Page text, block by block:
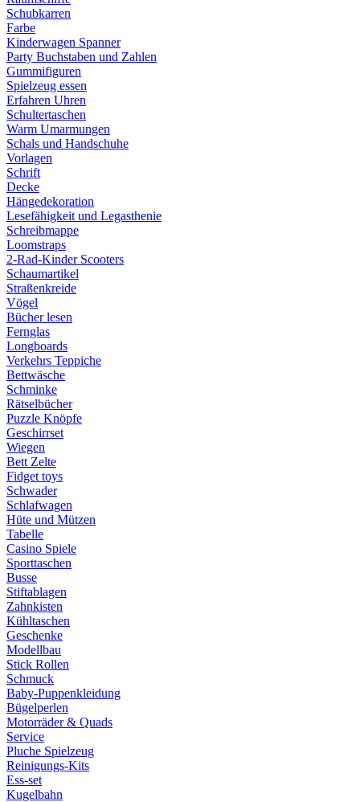
Schubkarren
Farbe
Kinderwagen Spanner
Party Buchstaben und Zahlen
Gummifiguren
Spielzeug essen
Erfahren Uhren
Schultertaschen
Warm Umarmungen
Schals und Handschuhe
Vorlagen
Schrift
Decke
Hängedekoration
Lesefähigkeit und Legasthenie
Schreibmappe
Loomstraps
2-Rad-Kinder Scooters
Schaumartikel
Straßenkreide
Vögel
Bücher lesen
Fernglas
Longboards
Verkehrs Teppiche
Bettwäsche
Schminke
Rätselbücher
Puzzle Knöpfe
Geschirrset
Wiegen
Bett Zelte
Fidget toys
Schwader
Schlafwagen
Hüte und Mützen
Tabelle
Casino Spiele
Sporttaschen
Busse
Stiftablagen
Zahnkisten
Kühltaschen
Geschenke
Modellbau
Stick Rollen
Schmuck
Baby-Puppenkleidung
Bügelperlen
Motorräder & Quads
Service
Pluche Spielzeug
Reinigungs-Kits
Ess-set
Kugelbahn